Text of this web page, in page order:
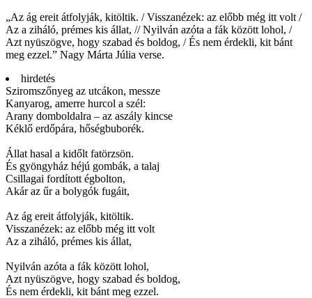
„Az ág ereit átfolyják, kitöltik. / Visszanézek: az előbb még itt volt /
Az a ziháló, prémes kis állat, // Nyilván azóta a fák között lohol, /
Azt nyüszögve, hogy szabad és boldog, / És nem érdekli, kit bánt
meg ezzel.” Nagy Márta Júlia verse.
hirdetés
Sziromszőnyeg az utcákon, messze
Kanyarog, amerre hurcol a szél:
Arany domboldalra – az aszály kincse
Kéklő erdőpára, hőségbuborék.
Állat hasal a kidőlt fatörzsön.
És gyöngyház héjú gombák, a talaj
Csillagai fordított égbolton,
Akár az űr a bolygók fugáit,
Az ág ereit átfolyják, kitöltik.
Visszanézek: az előbb még itt volt
Az a ziháló, prémes kis állat,
Nyilván azóta a fák között lohol,
Azt nyüszögve, hogy szabad és boldog,
És nem érdekli, kit bánt meg ezzel.